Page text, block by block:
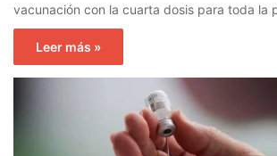
vacunación con la cuarta dosis para toda la
Leer más »